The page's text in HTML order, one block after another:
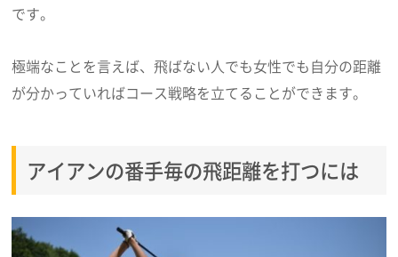
です。
極端なことを言えば、飛ばない人でも女性でも自分の距離
が分かっていればコース戦略を立てることができます。
アイアンの番手毎の飛距離を打つには